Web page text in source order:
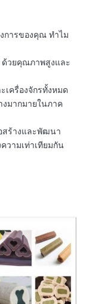
การของคุณ ทําไม
วยคุณภาพสูงและ
เครื่องจักรทั้งหมด
งมากมายในภาค
สร้างและพัฒนา
วามเท่าเทียมกัน